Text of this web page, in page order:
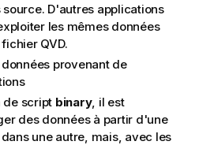
D'autres applications
les mêmes données
fichier QVD.
provenant de
de script binary, il est
des données à partir d'une
une autre, mais, avec les